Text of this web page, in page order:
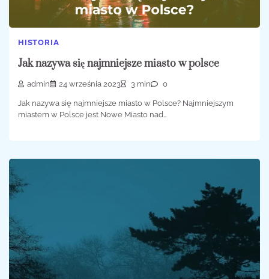
HISTORIA
Jak nazywa się najmniejsze miasto w polsce
admin 24 września 2023 3 min 0
Jak nazywa się najmniejsze miasto w Polsce? Najmniejszym
miastem w Polsce jest Nowe Miasto nad…